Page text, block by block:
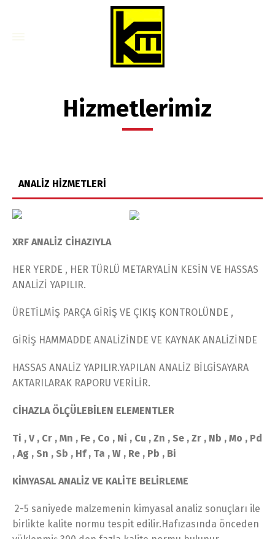
Hizmetlerimiz
ANALİZ HİZMETLERİ
XRF ANALİZ CİHAZIYLA
HER YERDE , HER TÜRLÜ METARYALİN KESİN VE HASSAS
ANALİZİ YAPILIR.
ÜRETİLMİŞ PARÇA GİRİŞ VE ÇIKIŞ KONTROLÜNDE ,
GİRİŞ HAMMADDE ANALİZİNDE VE KAYNAK ANALİZİNDE
HASSAS ANALİZ YAPILIR.YAPILAN ANALİZ BİLGİSAYARA
AKTARILARAK RAPORU VERİLİR.
CİHAZLA ÖLÇÜLEBİLEN ELEMENTLER
Ti , V , Cr , Mn , Fe , Co , Ni , Cu , Zn , Se , Zr , Nb , Mo , Pd
, Ag , Sn , Sb , Hf , Ta , W , Re , Pb , Bi
KİMYASAL ANALİZ VE KALİTE BELİRLEME
2-5 saniyede malzemenin kimyasal analiz sonuçları ile
birlikte kalite normu tespit edilir.Hafızasında önceden